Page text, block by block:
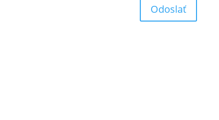
Odoslať